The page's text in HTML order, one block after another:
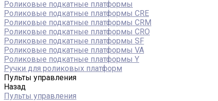
Роликовые подкатные платформы
Роликовые подкатные платформы CRE
Роликовые подкатные платформы CRM
Роликовые подкатные платформы CRO
Роликовые подкатные платформы SF
Роликовые подкатные платформы VA
Роликовые подкатные платформы Y
Ручки для роликовых платформ
Пульты управления
Назад
Пульты управления